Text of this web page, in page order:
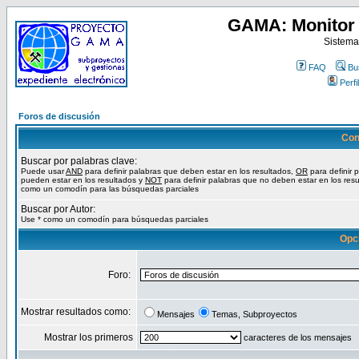
GAMA:
FAQ
Perfil
Foros de discusión
Buscar por palabras clave:
Puede usarAND para definir palabras que deben estar en los resultados, OR para definir
pueden estar en los resultados y NOT para definir palabras que no deben estar en los
como un comodín para las búsquedas parciales
Buscar por Autor:
Use * como un comodín para búsquedas parciales
Foro:
Mostrar resultados como: Mensajes Temas, Subproyectos
Mostrar los primeros caracteres de los mensajes